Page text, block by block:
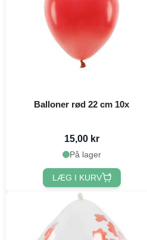
Balloner rød 22 cm 10x
15,00 kr
På lager
LÆG I KURV